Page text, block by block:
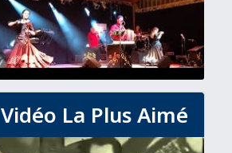
Vidéo La Plus Aimé